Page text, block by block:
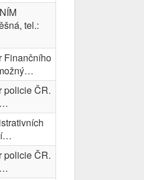
tel.:
Finančního
policie ČR.
policie ČR.